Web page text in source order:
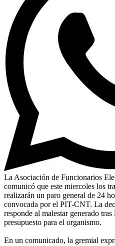
La Asociación de Funcionarios
comunicó que este miercoles los
realizarán un paro general de 24
convocada por el PIT-CNT. La
responde al malestar generado
presupuesto para el organismo.
En un comunicado, la gremial